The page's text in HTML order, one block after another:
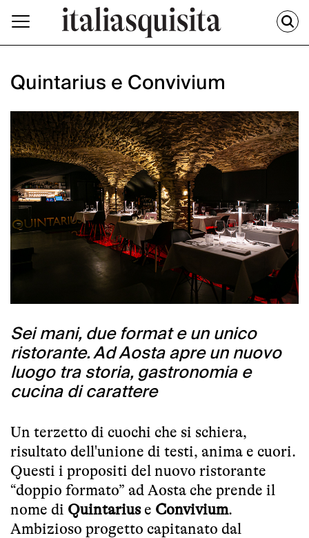
Quintarius e Convivium
Sei mani, due format e un unico
ristorante. Ad Aosta apre un nuovo
luogo tra storia, gastronomia e
cucina di carattere
Un terzetto di cuochi che si schiera,
risultato dell'unione di testi, anima e cuori.
Questi i propositi del nuovo ristorante
“doppio formato” ad Aosta che prende il
nome di Quintarius e Convivium.
Ambizioso progetto capitanato dal